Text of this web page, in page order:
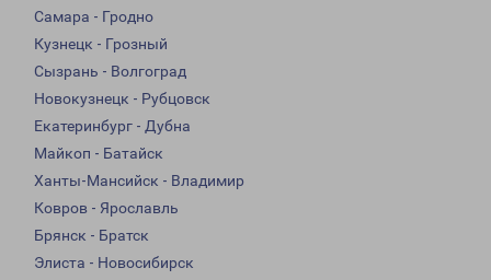
Самара - Гродно
Кузнецк - Грозный
Сызрань - Волгоград
Новокузнецк - Рубцовск
Екатеринбург - Дубна
Майкоп - Батайск
Ханты-Мансийск - Владимир
Ковров - Ярославль
Брянск - Братск
Элиста - Новосибирск